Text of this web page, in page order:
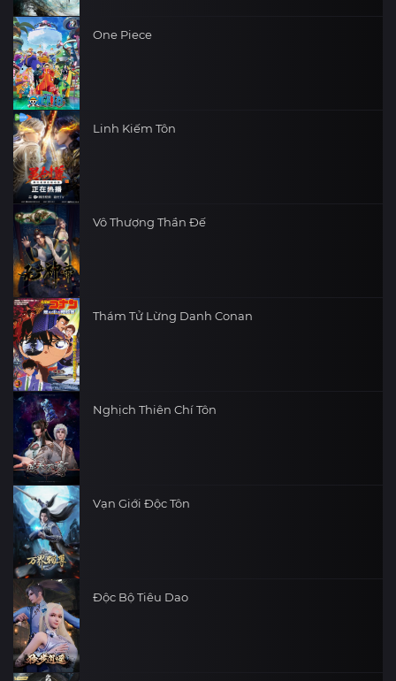
One Piece
Linh Kiếm Tôn
Vô Thượng Thần Đế
Thám Tử Lừng Danh Conan
Nghịch Thiên Chí Tôn
Vạn Giới Độc Tôn
Độc Bộ Tiêu Dao